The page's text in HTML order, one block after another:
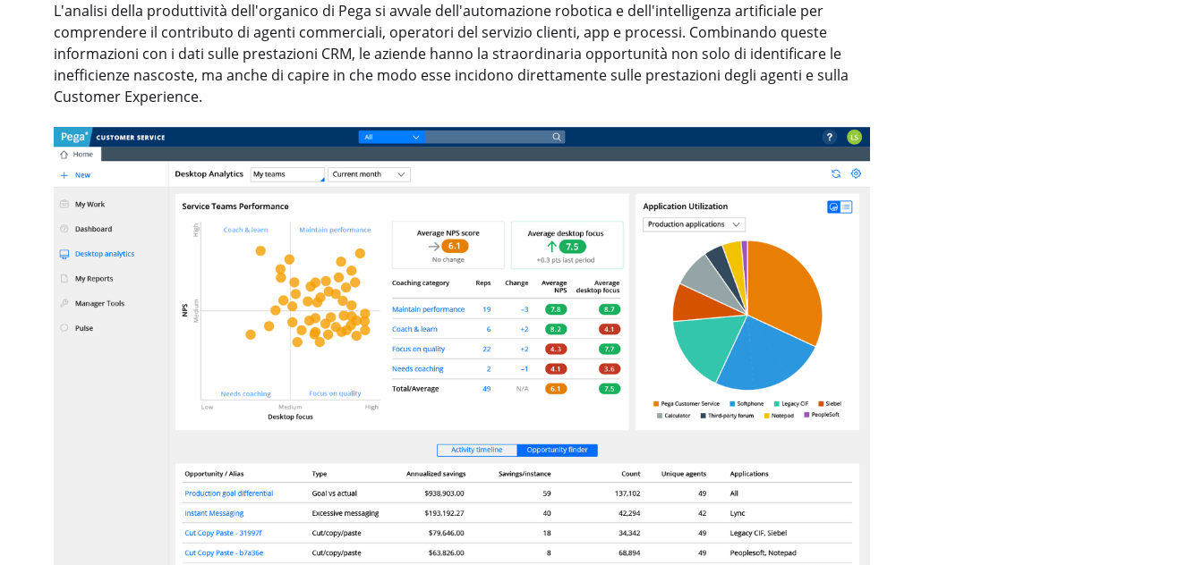
L'analisi della produttività dell'organico di Pega si avvale dell'automazione robotica e dell'intelligenza artificiale per
comprendere il contributo di agenti commerciali, operatori del servizio clienti, app e processi. Combinando queste
informazioni con i dati sulle prestazioni CRM, le aziende hanno la straordinaria opportunità non solo di identificare le
inefficienze nascoste, ma anche di capire in che modo esse incidono direttamente sulle prestazioni degli agenti e sulla
Customer Experience.